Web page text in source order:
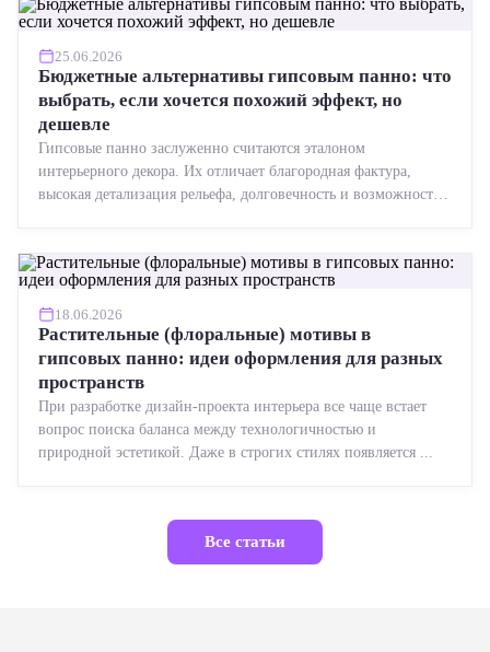
25.06.2026
Бюджетные альтернативы гипсовым панно: что
выбрать, если хочется похожий эффект, но
дешевле
Гипсовые панно заслуженно считаются эталоном
интерьерного декора. Их отличает благородная фактура,
высокая детализация рельефа, долговечность и возможность
18.06.2026
Растительные (флоральные) мотивы в
гипсовых панно: идеи оформления для разных
пространств
При разработке дизайн-проекта интерьера все чаще встает
вопрос поиска баланса между технологичностью и
природной эстетикой. Даже в строгих стилях появляется ...
Все статьи